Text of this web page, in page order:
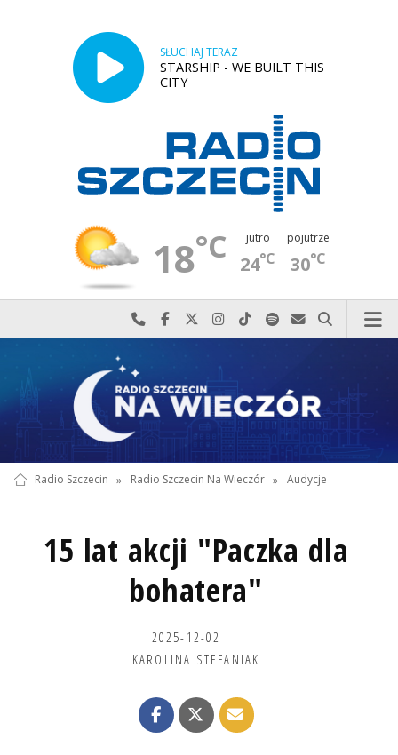
SŁUCHAJ TERAZ
STARSHIP - WE BUILT THIS
CITY
18°C jutro
24°C
pojutrze
30°C
Najlepiej po prostu do nas zadzwoń
Odwiedź nas na Facebook-u
Odwiedź nas na X
Odwiedź nas na Instagram-ie
Odwiedź nas na TikTok-u
Szukaj nas na Spotify
Wyślij do nas
Szukaj
Radio Szczecin » Radio Szczecin Na Wieczór » Audycje
15 lat akcji "Paczka dla
bohatera"
2025-12-02
KAROLINA STEFANIAK